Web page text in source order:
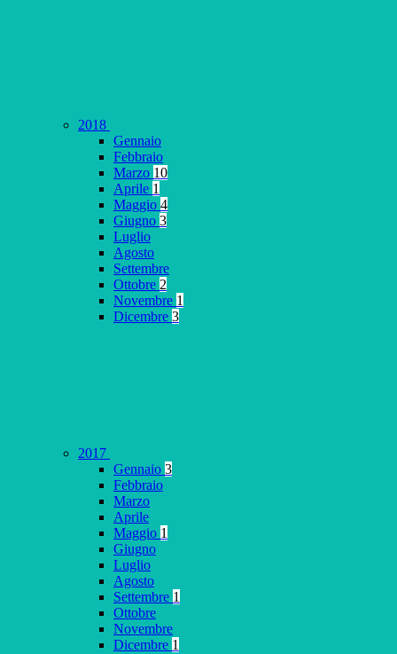
2018
Gennaio
Febbraio
Marzo 10
Aprile 1
Maggio 4
Giugno 3
Luglio
Agosto
Settembre
Ottobre 2
Novembre 1
Dicembre 3
2017
Gennaio 3
Febbraio
Marzo
Aprile
Maggio 1
Giugno
Luglio
Agosto
Settembre 1
Ottobre
Novembre
Dicembre 1